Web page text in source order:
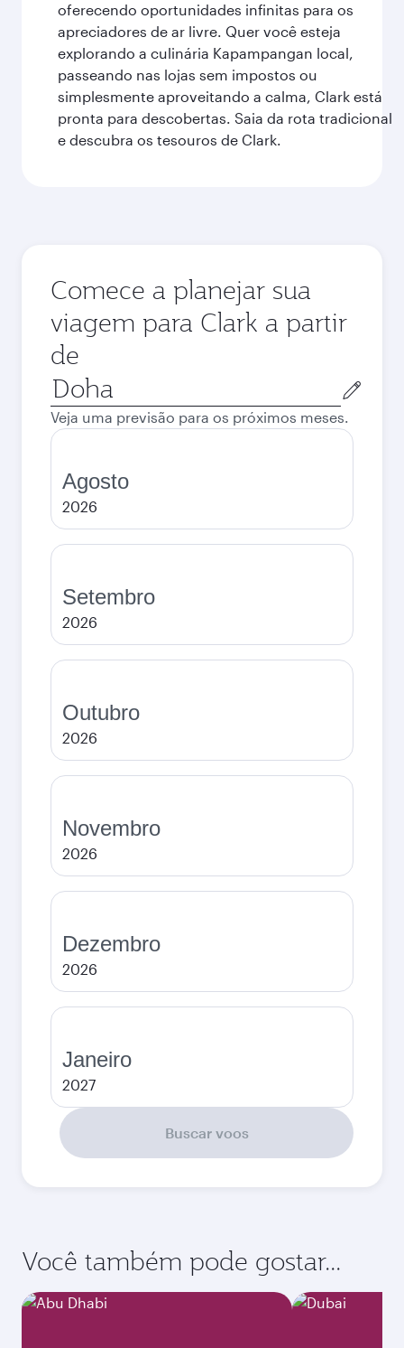
oferecendo oportunidades infinitas para os
apreciadores de ar livre. Quer você esteja
explorando a culinária Kapampangan local,
passeando nas lojas sem impostos ou
simplesmente aproveitando a calma, Clark está
pronta para descobertas. Saia da rota tradicional
e descubra os tesouros de Clark.
Comece a planejar sua
viagem para Clark a partir
de
Cidade
de
origem
Veja uma previsão para os próximos meses.
Agosto
2026
Setembro
2026
Outubro
2026
Novembro
2026
Dezembro
2026
Janeiro
2027
Buscar voos
Você também pode gostar...